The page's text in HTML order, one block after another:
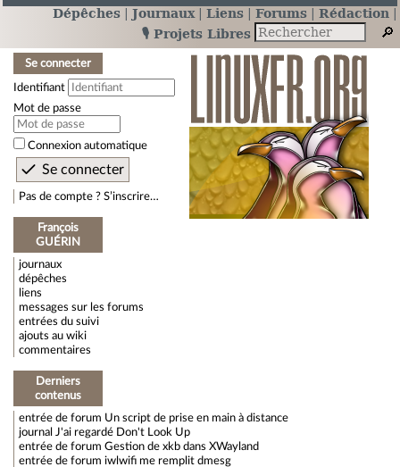
Dépêches Journaux Liens Forums
Rédaction
🎙️ Projets Libres
Se connecter
Identifiant
Mot de passe
Connexion automatique
Pas de compte ? S’inscrire…
François
GUÉRIN
journaux
dépêches
liens
messages sur les forums
entrées du suivi
ajouts au wiki
commentaires
Derniers
contenus
entrée de forum Un script de prise en main à distance
journal
J'ai regardé Don't Look Up
entrée de forum Gestion de xkb dans XWayland
entrée de forum iwlwifi me remplit dmesg